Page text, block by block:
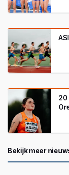
20
Bekijk meer